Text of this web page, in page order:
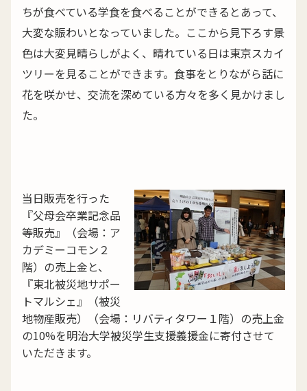
ちが食べている学食を食べることができるとあって、
大変な賑わいとなっていました。ここから見下ろす景
色は大変見晴らしがよく、晴れている日は東京スカイ
ツリーを見ることができます。食事をとりながら話に
花を咲かせ、交流を深めている方々を多く見かけまし
た。
当日販売を行った
『父母会卒業記念品
等販売』（会場：ア
カデミーコモン２
階）の売上金と、
『東北被災地サポー
トマルシェ』（被災
地物産販売）（会場：リバティタワー１階）の売上金
の10%を明治大学被災学生支援義援金に寄付させて
いただきます。